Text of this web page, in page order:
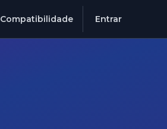
Compatibilidade Entrar